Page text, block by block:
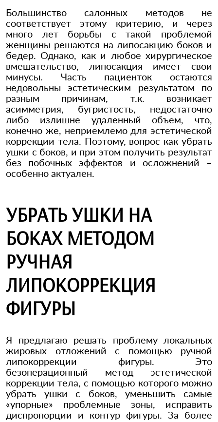
Большинство салонных методов не
соответствует этому критерию, и через
много лет борьбы с такой проблемой
женщины решаются на липосакцию боков и
бедер. Однако, как и любое хирургическое
вмешательство, липосакция имеет свои
минусы. Часть пациенток остаются
недовольны эстетическим результатом по
разным причинам, т.к. возникает
асимметрия, бугристость, недостаточно
либо излишне удаленный объем, что,
конечно же, неприемлемо для эстетической
коррекции тела. Поэтому, вопрос как убрать
ушки с боков, и при этом получить результат
без побочных эффектов и осложнений –
особенно актуален.
УБРАТЬ УШКИ НА
БОКАХ МЕТОДОМ
РУЧНАЯ
ЛИПОКОРРЕКЦИЯ
ФИГУРЫ
Я предлагаю решать проблему локальных
жировых отложений с помощью ручной
липокоррекции фигуры. Это
безоперационный метод эстетической
коррекции тела, с помощью которого можно
убрать ушки с боков, уменьшить самые
«упорные» проблемные зоны, исправить
диспропорции и контур фигуры. За более